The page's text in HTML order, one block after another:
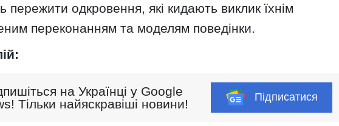
пережити одкровення, які кидають виклик їхнім
переконанням та моделям поведінки.
на Українці у Google
Тільки найяскравіші новини!
Підписатися